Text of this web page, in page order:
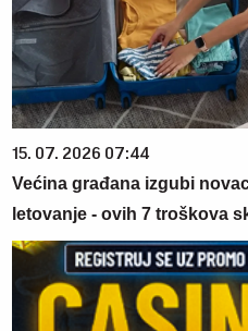
15. 07. 2026 07:44
Većina građana izgubi
letovanje - ovih 7 troškova